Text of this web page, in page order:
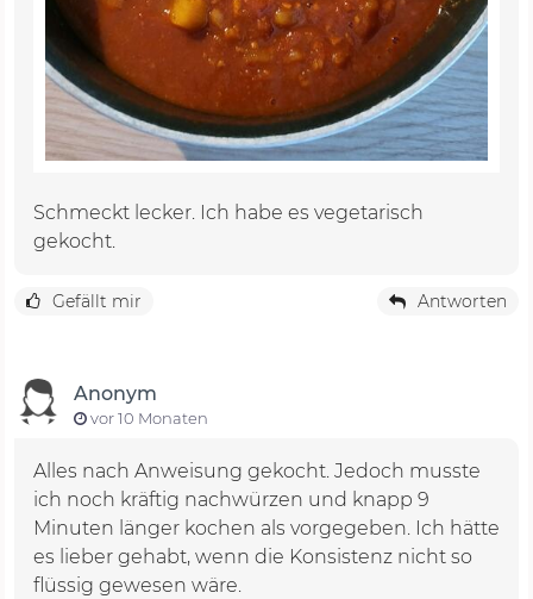
Schmeckt lecker. Ich habe es vegetarisch
gekocht.
Gefällt mir Antworten
Anonym
vor 10 Monaten
Alles nach Anweisung gekocht. Jedoch musste
ich noch kräftig nachwürzen und knapp 9
Minuten länger kochen als vorgegeben. Ich hätte
es lieber gehabt, wenn die Konsistenz nicht so
flüssig gewesen wäre.